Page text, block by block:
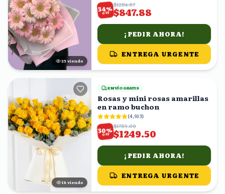
25 viendo
34%
OFF
$1284.67
$847.88
¡PEDIR AHORA!
ENTREGA URGENTE
18 viendo
ENVÍO GRATIS
Rosas y mini rosas amarillas
en ramo buchon
(4,913)
30%
OFF
$1785.00
$1249.50
¡PEDIR AHORA!
ENTREGA URGENTE